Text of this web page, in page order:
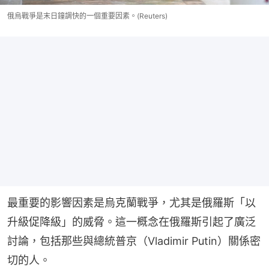
俄烏戰爭是末日鐘調快的一個重要因素。(Reuters)
最重要的影響因素是烏克蘭戰爭，尤其是俄羅斯「以
升級促降級」的威脅。這一概念在俄羅斯引起了廣泛
討論，包括那些與總統普京（Vladimir Putin）關係密
切的人。